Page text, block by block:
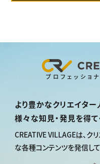
プロフェッショ
より豊かなクリエイター
様々な知見・発見を得て
CREATIVE VILLAGEは、ク
な各種コンテンツを発信して